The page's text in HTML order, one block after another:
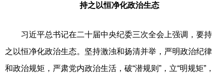
持之以恒净化政治生态
习近平总书记在二十届中央纪委三次全会上强调，要持
之以恒净化政治生态。坚持激浊和扬清并举，严明政治纪律
和政治规矩，严肃党内政治生活，破“潜规则”，立“明规矩”，